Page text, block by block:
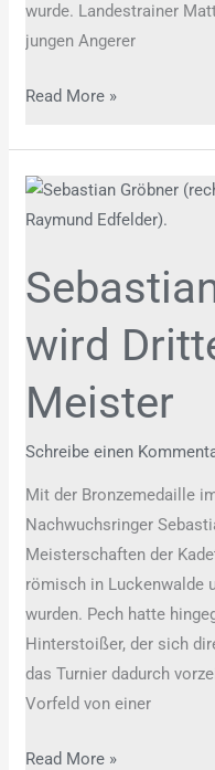
wurde. Landestrainer
jungen Angerer
Read More »
wird
Meister
Schreibe einen
Mit der Bronzemedaille
Nachwuchsringer
Meisterschaften der
römisch in Luckenwalde
wurden. Pech hatte
Hinterstoißer, der sich
das Turnier dadurch
Vorfeld von einer
Sebastian
Gröbner
Dritter
Deutscher
Meister
Read More »